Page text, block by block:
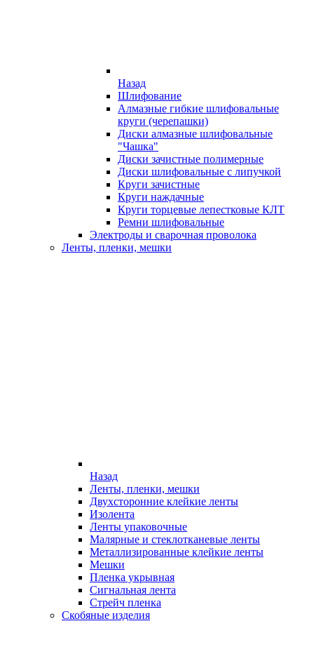
Назад
Шлифование
Алмазные гибкие шлифовальные
круги (черепашки)
Диски алмазные шлифовальные
"Чашка"
Диски зачистные полимерные
Диски шлифовальные с липучкой
Круги зачистные
Круги наждачные
Круги торцевые лепестковые КЛТ
Ремни шлифовальные
Электроды и сварочная проволока
Ленты, пленки, мешки
Назад
Ленты, пленки, мешки
Двухсторонние клейкие ленты
Изолента
Ленты упаковочные
Малярные и стеклотканевые ленты
Металлизированные клейкие ленты
Мешки
Пленка укрывная
Сигнальная лента
Стрейч пленка
Скобяные изделия